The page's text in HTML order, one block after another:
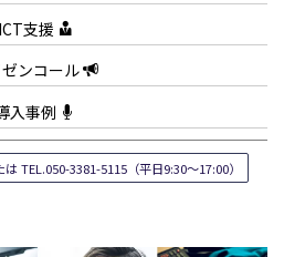
ICT支援
ンコール
入事例
TEL.050-3381-5115（平日9:30～17:00）